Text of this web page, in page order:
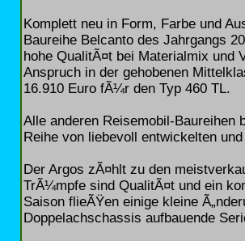
Komplett neu in Form, Farbe und
Baureihe Belcanto des Jahrgangs
hohe QualitÃ¤t bei Materialmix und
Anspruch in der gehobenen
16.910 Euro fÃ¼r den Typ 460 TL.
Alle anderen Reisemobil-Baureihen
Reihe von liebevoll entwickelten
Der Argos zÃ¤hlt zu den
TrÃ¼mpfe sind QualitÃ¤t und ein
Saison flieÃŸen einige kleine
Doppelachschassis aufbauende